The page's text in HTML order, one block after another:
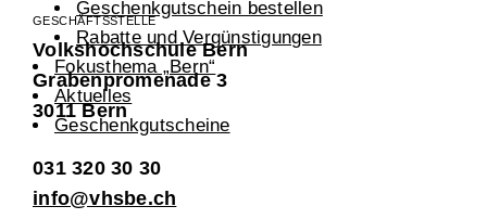
Geschenkgutschein bestellen
Rabatte und Vergünstigungen
Fokusthema „Bern“
Aktuelles
Geschenkgutscheine
GESCHÄFTSSTELLE
Volkshochschule Bern
Grabenpromenade 3
3011 Bern
031 320 30 30
info@vhsbe.ch